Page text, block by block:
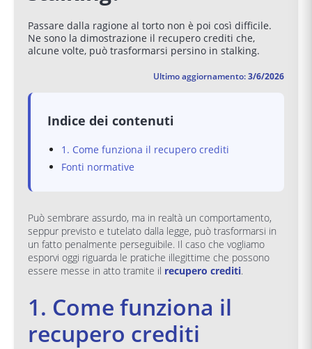
Passare dalla ragione al torto non è poi così difficile.
Ne sono la dimostrazione il recupero crediti che,
alcune volte, può trasformarsi persino in stalking.
Ultimo aggiornamento:3/6/2026
Indice dei contenuti
1. Come funziona il recupero crediti
Fonti normative
Può sembrare assurdo, ma in realtà un comportamento,
seppur previsto e tutelato dalla legge, può trasformarsi in
un fatto penalmente perseguibile. Il caso che vogliamo
esporvi oggi riguarda le pratiche illegittime che possono
essere messe in atto tramite il recupero crediti.
1. Come funziona il
recupero crediti